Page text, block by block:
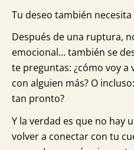
Tu deseo también
Después de una ruptura,
emocional… también se
te preguntas: ¿cómo voy
con alguien más? O
tan pronto?
Y la verdad es que no hay
volver a conectar con tu